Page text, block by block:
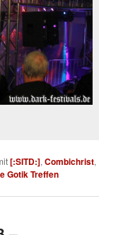
[:SITD:],Combichrist,
Gotik Treffen